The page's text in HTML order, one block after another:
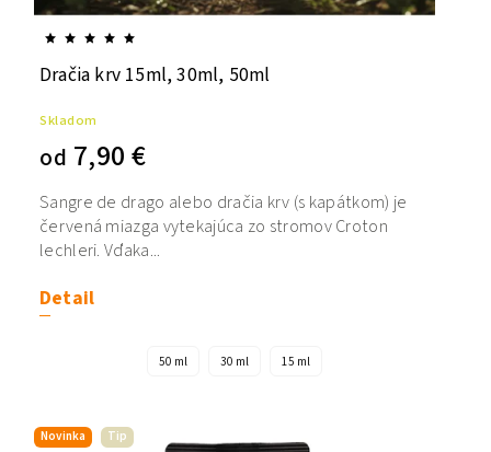
Dračia krv 15ml, 30ml, 50ml
Skladom
od 7,90 €
Detail
Sangre de drago alebo dračia krv (s kapátkom) je
červená miazga vytekajúca zo stromov Croton
lechleri. Vďaka...
50 ml 30 ml 15 ml
Novinka Tip